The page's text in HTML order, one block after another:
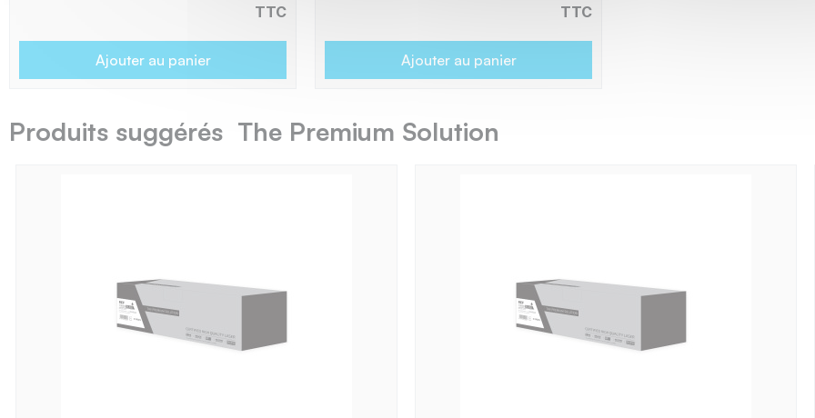
TTC
Ajouter au panier
TTC
Ajouter au panier
Produits suggérés The Premium Solution